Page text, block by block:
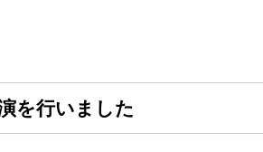
を行いました